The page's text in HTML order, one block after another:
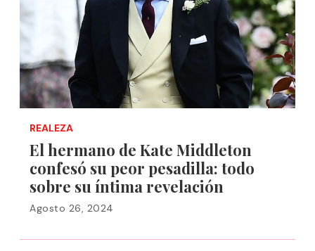
REALEZA
El hermano de Kate Middleton
confesó su peor pesadilla: todo
sobre su íntima revelación
Agosto 26, 2024